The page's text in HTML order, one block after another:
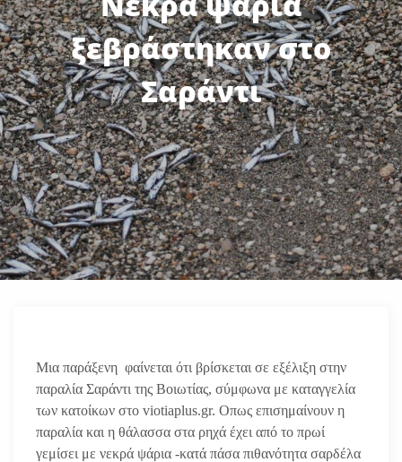
ξεβράστηκαν στο
Σαράντι
Μια παράξενη φαίνεται ότι βρίσκεται σε εξέλιξη στην
παραλία Σαράντι της Βοιωτίας, σύμφωνα με καταγγελία
των κατοίκων στο viotiaplus.gr. Οπως επισημαίνουν η
παραλία και η θάλασσα στα ρηχά έχει από το πρωί
γεμίσει με νεκρά ψάρια -κατά πάσα πιθανότητα σαρδέλα